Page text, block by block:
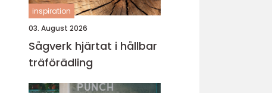
inspiration
03. August 2026
Sågverk hjärtat i hållbar
träförädling